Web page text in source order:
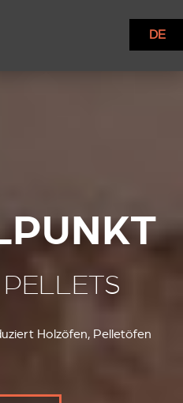
DE
Holzöfen, Pelletöfen